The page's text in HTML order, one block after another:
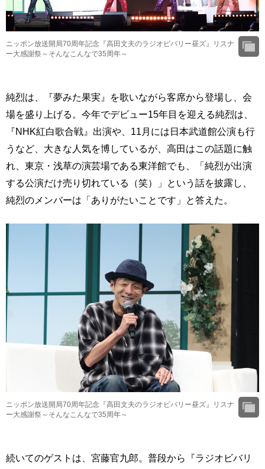
ニッポン放送開局70周年記念『高田文夫のラジオビバリー昼ズ』リスナ
ー大感謝祭～そんなこんなで35周年～
純烈は、『夢みた果実』を歌いながら客席から登場し、会
場を盛り上げる。今年でデビュー15年目を迎える純烈は、
『NHK紅白歌合戦』出演や、11月には日本武道館公演も行
うなど、大きな人気を博しているが、高田はこの話題に触
れ、東京・浅草の演芸場である東洋館でも、「純烈が出演
する公演だけ売り切れている（笑）」という話を披露し、
純烈のメンバーは「ありがたいことです」と答えた。
ニッポン放送開局70周年記念『高田文夫のラジオビバリー昼ズ』リスナ
ー大感謝祭～そんなこんなで35周年～
続いてのゲストは、宮藤官九郎。普段から『ラジオビバリ